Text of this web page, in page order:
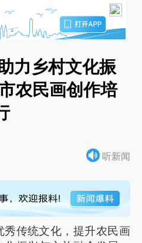
力乡村文化振
农民画创作培
听新闻
秀传统文化，提升农民画